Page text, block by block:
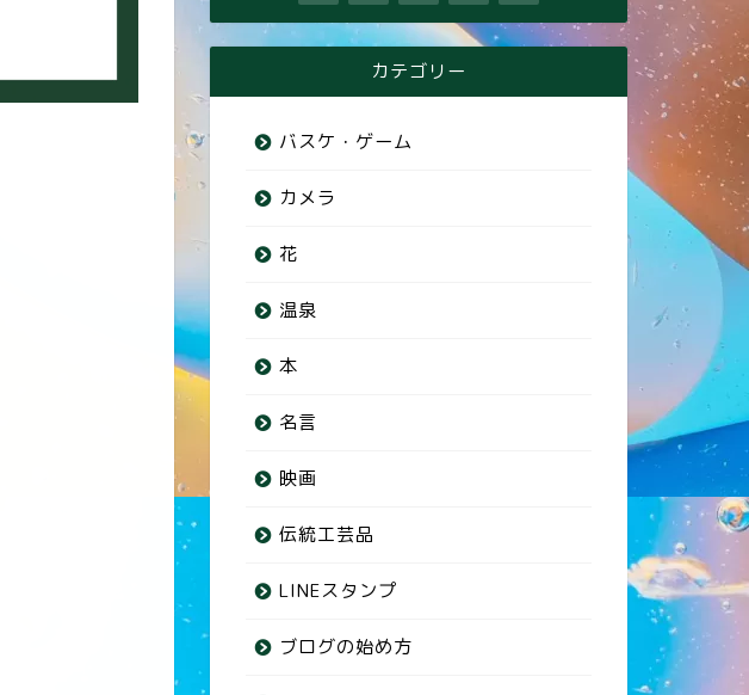
カテゴリー
バスケ・ゲーム
カメラ
花
温泉
本
名言
映画
伝統工芸品
LINEスタンプ
ブログの始め方